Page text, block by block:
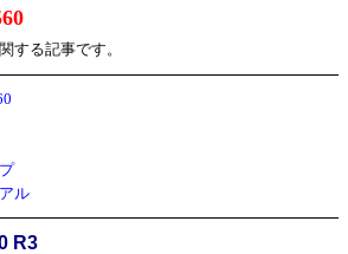
する記事です。
ル
R3